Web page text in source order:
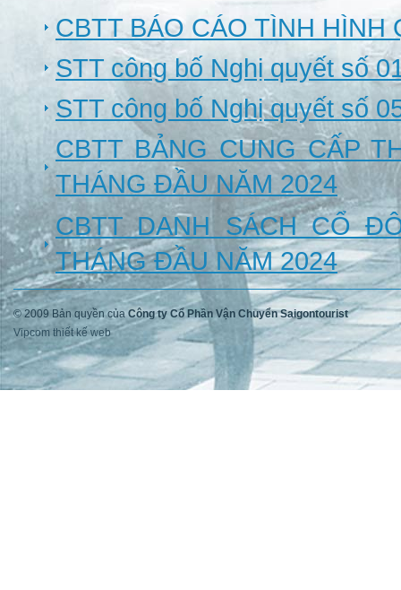
CBTT BÁO CÁO TÌNH HÌNH
STT công bố Nghị quyết số
STT công bố Nghị quyết số
CBTT BẢNG CUNG CẤP
THÁNG ĐẦU NĂM 2024
CBTT DANH SÁCH CỔ
THÁNG ĐẦU NĂM 2024
© 2009 Bản quyền của Công ty Cổ Phần Vận Chuyển Saigontourist
Vipcom thiết kế web